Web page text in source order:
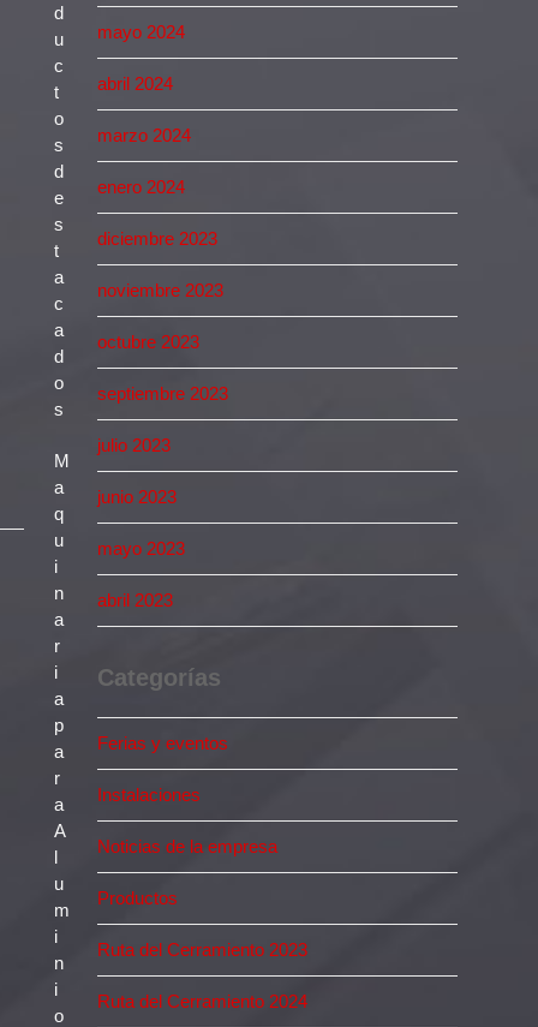
mayo 2024
abril 2024
marzo 2024
enero 2024
diciembre 2023
noviembre 2023
octubre 2023
septiembre 2023
julio 2023
junio 2023
mayo 2023
abril 2023
Categorías
Ferias y eventos
Instalaciones
Noticias de la empresa
Productos
Ruta del Cerramiento 2023
Ruta del Cerramiento 2024
d
u
c
t
o
s
d
e
s
t
a
c
a
d
o
s
M
a
q
u
i
n
a
r
i
a
p
a
r
a
A
l
u
m
i
n
i
o